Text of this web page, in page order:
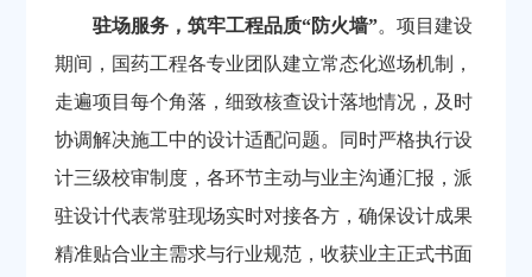
驻场服务，筑牢工程品质“防火墙”。项目建设
期间，国药工程各专业团队建立常态化巡场机制，
走遍项目每个角落，细致核查设计落地情况，及时
协调解决施工中的设计适配问题。同时严格执行设
计三级校审制度，各环节主动与业主沟通汇报，派
驻设计代表常驻现场实时对接各方，确保设计成果
精准贴合业主需求与行业规范，收获业主正式书面